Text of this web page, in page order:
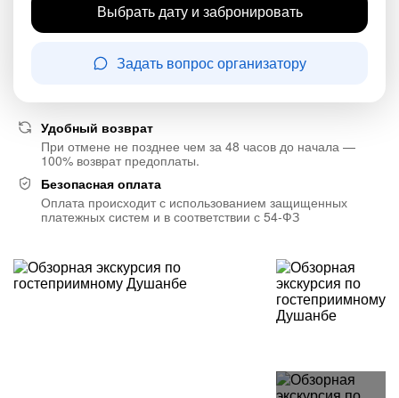
Выбрать дату и забронировать
Задать вопрос организатору
Удобный возврат
При отмене не позднее чем за 48 часов до начала —
100% возврат предоплаты.
Безопасная оплата
Оплата происходит с использованием защищенных
платежных систем и в соответствии с 54-ФЗ